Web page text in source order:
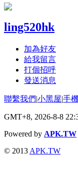
ling520hk
加為好友
給我留言
打個招呼
發送消息
聯繫我們|小黑屋|手
GMT+8, 2026-8-8
Powered by APK.TW
© 2013 APK.TW